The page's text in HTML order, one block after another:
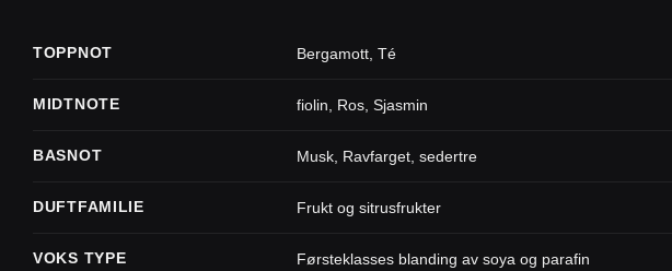
TOPPNOT Bergamott ,Té
MIDTNOTE fiolin Ros ,Sjasmin
BASNOT Musk Ravfarget ,sedertre
DUFTFAMILIE Frukt og sitrusfrukter
VOKS TYPE Førsteklasses blanding av soya og parafin